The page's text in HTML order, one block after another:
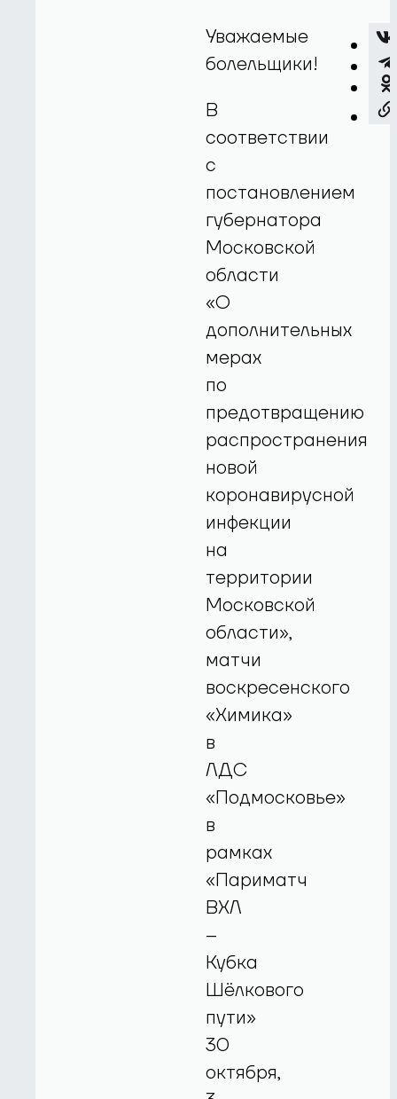
Уважаемые
болельщики!
В
соответствии
с
постановлением
губернатора
Московской
области
«О
дополнительных
мерах
по
предотвращению
распространения
новой
коронавирусной
инфекции
на
территории
Московской
области»,
матчи
воскресенского
«Химика»
в
ЛДС
«Подмосковье»
в
рамках
«Париматч
ВХЛ
–
Кубка
Шёлкового
пути»
30
октября,